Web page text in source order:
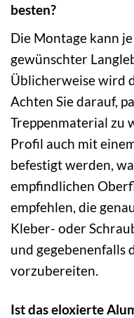
besten?
Die Montage kann
gewünschter
Üblicherweise wird
Achten Sie darauf,
Treppenmaterial zu
Profil auch mit
befestigt werden,
empfindlichen
empfehlen, die
Kleber- oder
und
vorzubereiten.
Ist das eloxierte